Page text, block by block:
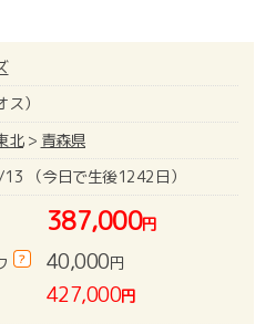
）
北> 青森県
（今日で生後1242日）
387,000円
? 40,000円
427,000円